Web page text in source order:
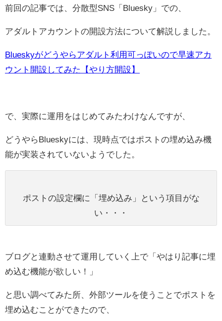
前回の記事では、分散型SNS「Bluesky」での、
アダルトアカウントの開設方法について解説しました。
Blueskyがどうやらアダルト利用可っぽいので早速アカ
ウント開設してみた【やり方開設】
で、実際に運用をはじめてみたわけなんですが、
どうやらBlueskyには、現時点ではポストの埋め込み機
能が実装されていないようでした。
ポストの設定欄に「埋め込み」という項目がな
い・・・
ブログと連動させて運用していく上で「やはり記事に埋
め込む機能が欲しい！」
と思い調べてみた所、外部ツールを使うことでポストを
埋め込むことができたので、